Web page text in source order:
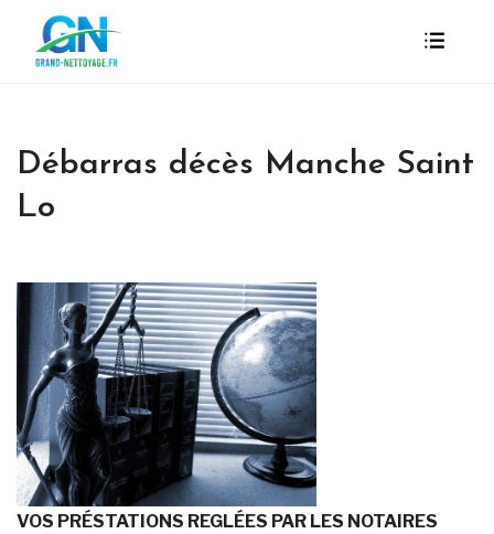
Débarras décès Manche Saint
Lo
VOS PRÉSTATIONS REGLÉES PAR LES NOTAIRES